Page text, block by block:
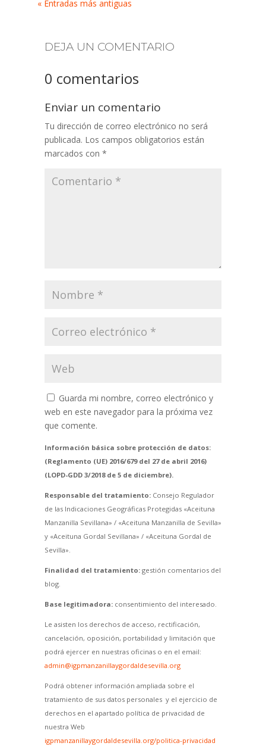
« Entradas más antiguas
DEJA UN COMENTARIO
0 comentarios
Enviar un comentario
Tu dirección de correo electrónico no será
publicada. Los campos obligatorios están
marcados con *
Guarda mi nombre, correo electrónico y
web en este navegador para la próxima vez
que comente.
Información básica sobre protección de datos:
(Reglamento (UE) 2016/679 del 27 de abril 2016)
(LOPD-GDD 3/2018 de 5 de diciembre).
Responsable del tratamiento:Consejo Regulador
de las Indicaciones Geográficas Protegidas «Aceituna
Manzanilla Sevillana» / «Aceituna Manzanilla de Sevilla»
y «Aceituna Gordal Sevillana» / «Aceituna Gordal de
Sevilla».
Finalidad del tratamiento:gestión comentarios del
blog.
Base legitimadora:consentimiento del interesado.
Le asisten los derechos de acceso, rectificación,
cancelación, oposición, portabilidad y limitación que
podrá ejercer en nuestras oficinas o en el email:
admin@igpmanzanillaygordaldesevilla.org
Podrá obtener información ampliada sobre el
tratamiento de sus datos personales y el ejercicio de
derechos en el apartado política de privacidad de
nuestra Web
igpmanzanillaygordaldesevilla.org/politica-privacidad